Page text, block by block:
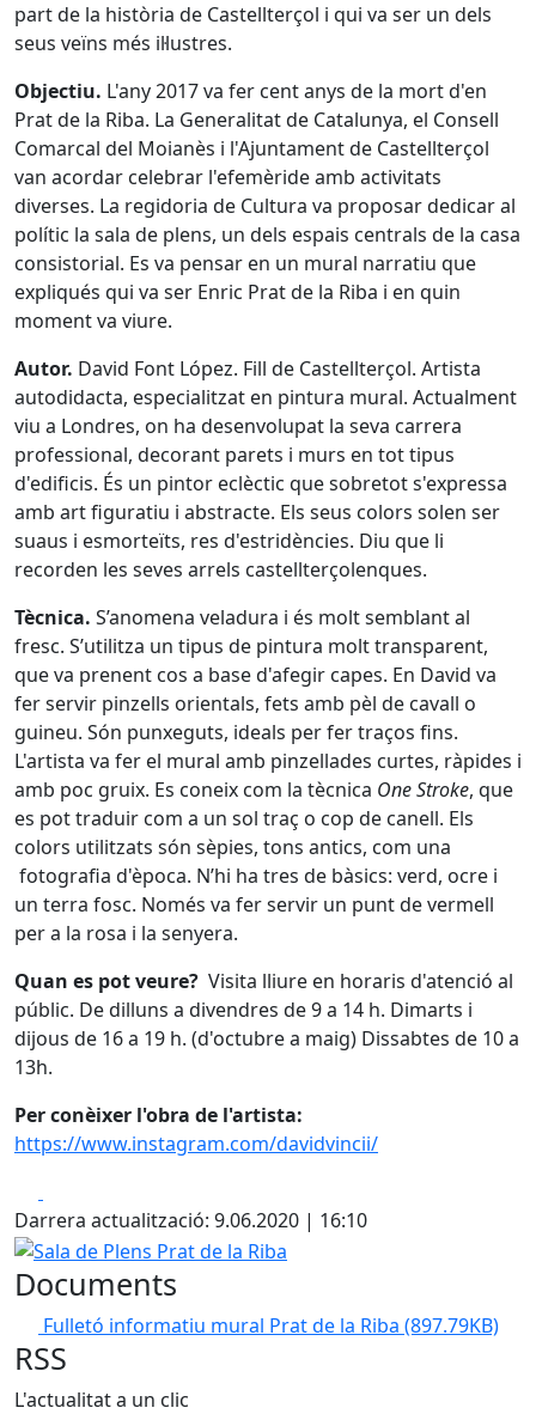
part de la història de Castellterçol i qui va ser un dels
seus veïns més il·lustres.
Objectiu. L'any 2017 va fer cent anys de la mort d'en
Prat de la Riba. La Generalitat de Catalunya, el Consell
Comarcal del Moianès i l'Ajuntament de Castellterçol
van acordar celebrar l'efemèride amb activitats
diverses. La regidoria de Cultura va proposar dedicar al
polític la sala de plens, un dels espais centrals de la casa
consistorial. Es va pensar en un mural narratiu que
expliqués qui va ser Enric Prat de la Riba i en quin
moment va viure.
Autor. David Font López. Fill de Castellterçol. Artista
autodidacta, especialitzat en pintura mural. Actualment
viu a Londres, on ha desenvolupat la seva carrera
professional, decorant parets i murs en tot tipus
d'edificis. És un pintor eclèctic que sobretot s'expressa
amb art figuratiu i abstracte. Els seus colors solen ser
suaus i esmorteïts, res d'estridències. Diu que li
recorden les seves arrels castellterçolenques.
Tècnica. S’anomena veladura i és molt semblant al
fresc. S’utilitza un tipus de pintura molt transparent,
que va prenent cos a base d'afegir capes. En David va
fer servir pinzells orientals, fets amb pèl de cavall o
guineu. Són punxeguts, ideals per fer traços fins.
L'artista va fer el mural amb pinzellades curtes, ràpides i
amb poc gruix. Es coneix com la tècnica One Stroke, que
es pot traduir com a un sol traç o cop de canell. Els
colors utilitzats són sèpies, tons antics, com una
fotografia d'època. N’hi ha tres de bàsics: verd, ocre i
un terra fosc. Només va fer servir un punt de vermell
per a la rosa i la senyera.
Quan es pot veure? Visita lliure en horaris d'atenció al
públic. De dilluns a divendres de 9 a 14 h. Dimarts i
dijous de 16 a 19 h. (d'octubre a maig) Dissabtes de 10 a
13h.
Per conèixer l'obra de l'artista:
https://www.instagram.com/davidvincii/
Darrera actualització: 9.06.2020 | 16:10
Sala de Plens Prat de la Riba
Documents
Fulletó informatiu mural Prat de la Riba (897.79KB)
RSS
L'actualitat a un clic